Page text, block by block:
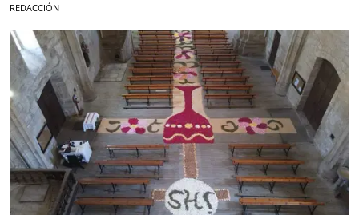
REDACCIÓN